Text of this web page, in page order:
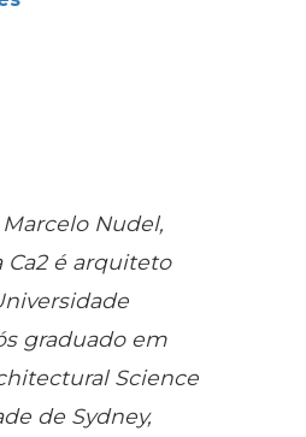
Marcelo Nudel,
é arquiteto
graduado em
Science
de Sydney,